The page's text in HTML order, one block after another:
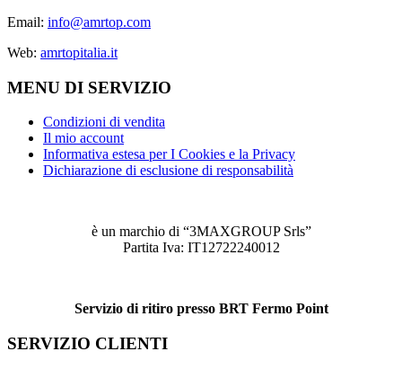
Email: info@amrtop.com
Web: amrtopitalia.it
MENU DI SERVIZIO
Condizioni di vendita
Il mio account
Informativa estesa per I Cookies e la Privacy
Dichiarazione di esclusione di responsabilità
è un marchio di “3MAXGROUP Srls”
Partita Iva: IT12722240012
Servizio di ritiro presso BRT Fermo Point
SERVIZIO CLIENTI